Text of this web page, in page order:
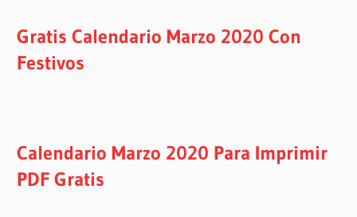
Gratis Calendario Marzo 2020 Con
Festivos
Calendario Marzo 2020 Para Imprimir
PDF Gratis